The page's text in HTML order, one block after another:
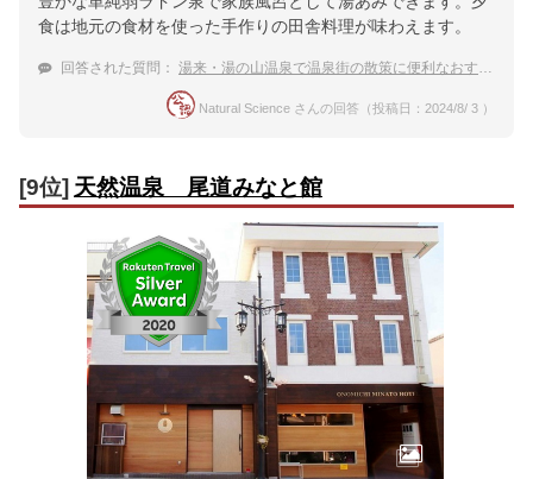
食は地元の食材を使った手作りの田舎料理が味わえます。
回答された質問： 湯来・湯の山温泉で温泉街の散策に便利なおすすめの宿は？
Natural Science さんの回答（投稿日：2024/8/ 3 ）
[9位] 天然温泉 尾道みなと館